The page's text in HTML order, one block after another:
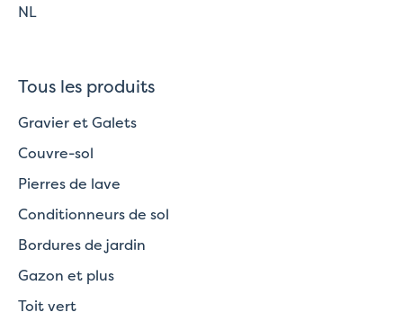
NL
Tous les produits
Gravier et Galets
Couvre-sol
Pierres de lave
Conditionneurs de sol
Bordures de jardin
Gazon et plus
Toit vert